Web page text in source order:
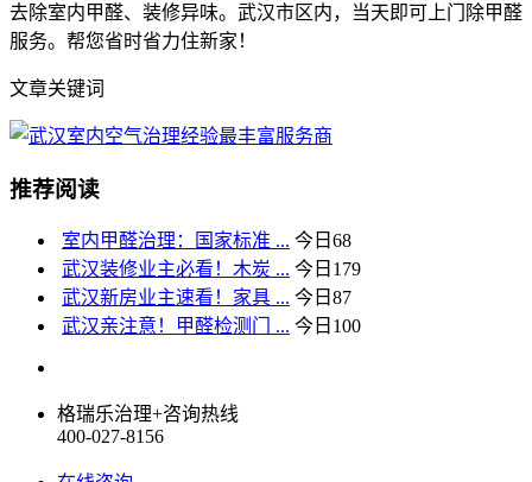
去除室内甲醛、装修异味。武汉市区内，当天即可上门除甲醛
服务。帮您省时省力住新家！
文章关键词
推荐阅读
室内甲醛治理：国家标准 ... 今日 68
武汉装修业主必看！木炭 ... 今日 179
武汉新房业主速看！家具 ... 今日 87
武汉亲注意！甲醛检测门 ... 今日 100
格瑞乐治理+咨询热线
400-027-8156